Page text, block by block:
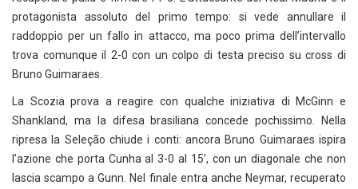
protagonista assoluto del primo tempo: si vede annullare il
raddoppio per un fallo in attacco, ma poco prima dell’intervallo
trova comunque il 2-0 con un colpo di testa preciso su cross di
Bruno Guimaraes.
La Scozia prova a reagire con qualche iniziativa di McGinn e
Shankland, ma la difesa brasiliana concede pochissimo. Nella
ripresa la Seleção chiude i conti: ancora Bruno Guimaraes ispira
l’azione che porta Cunha al 3-0 al 15’, con un diagonale che non
lascia scampo a Gunn. Nel finale entra anche Neymar, recuperato